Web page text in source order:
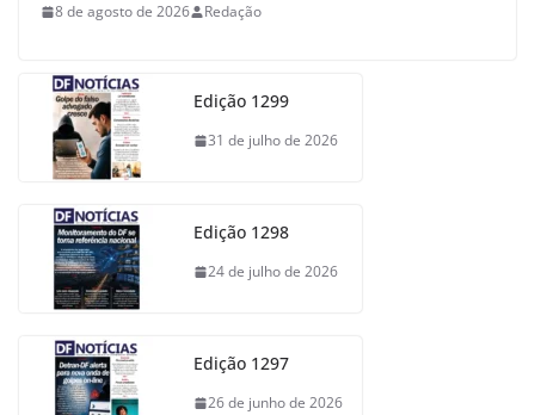
8 de agosto de 2026 Redação
Edição 1299
31 de julho de 2026
Edição 1298
24 de julho de 2026
Edição 1297
26 de junho de 2026